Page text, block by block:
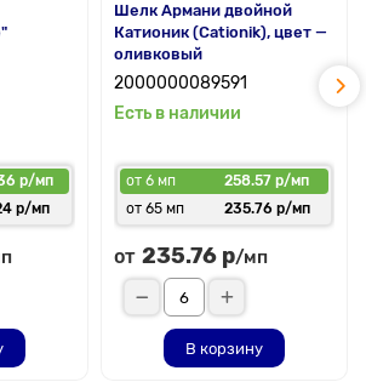
р/мп
р/мп
Шелк Армани двойной
Катионик (Cationik), цвет —
оливковый
2000000089591
Есть в наличии
от 6 мп
258.57 р/мп
от 65 мп
235.76 р/мп
от 235.76 р/мп
В корзину